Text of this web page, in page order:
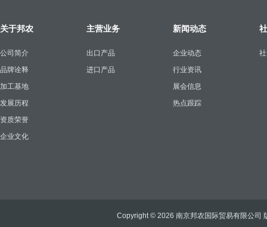
关于邦农
公司简介
品牌诠释
加工基地
发展历程
资质荣誉
企业文化
主营业务
出口产品
进口产品
新闻动态
企业动态
行业资讯
展会信息
热点跟踪
Copyright © 2026 南京邦农国际贸易有限公司